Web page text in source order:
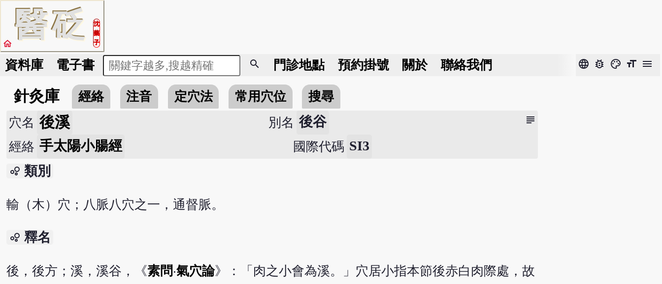
醫砭
沈
藥
子
home
資料庫 電子書 search 門診地點 預約掛號 關於 聯絡我們 language bug_report color_lens format_size menu
針灸庫 經絡 注音 定穴法 常用穴位 搜尋
subject
穴名 後溪 別名 後谷
經絡 手太陽小腸經 國際代碼 SI3
bubble_chart 類別
輸（木）穴；八脈八穴之一，通督脈。
bubble_chart 釋名
後，後方；溪，溪谷，《素問‧氣穴論》：「肉之小會為溪。」穴居小指本節後赤白肉際處，故